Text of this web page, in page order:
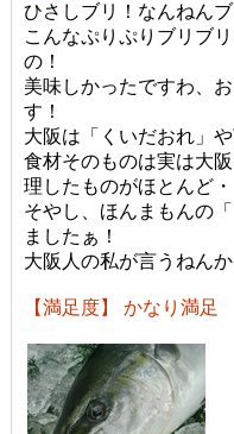
ひさしブリ！なんねんブ
こんなぷりぷりブリブ
の！
美味しかったですわ、
す！
大阪は「くいだおれ」や
食材そのものは実は大
理したものがほとんど・
そやし、ほんまもんの
ましたぁ！
大阪人の私が言うねん
【満足度】 かなり満足